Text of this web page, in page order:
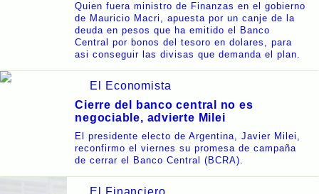
Quien fuera ministro de Finanzas en el gobierno
de Mauricio Macri, apuesta por un canje de la
deuda en pesos que ha emitido el Banco
Central por bonos del tesoro en dolares, para
asi conseguir las divisas que demanda el plan.
El Economista
Cierre del banco central no es
negociable, advierte Milei
El presidente electo de Argentina, Javier Milei,
reconfirmo el viernes su promesa de campaña
de cerrar el Banco Central (BCRA).